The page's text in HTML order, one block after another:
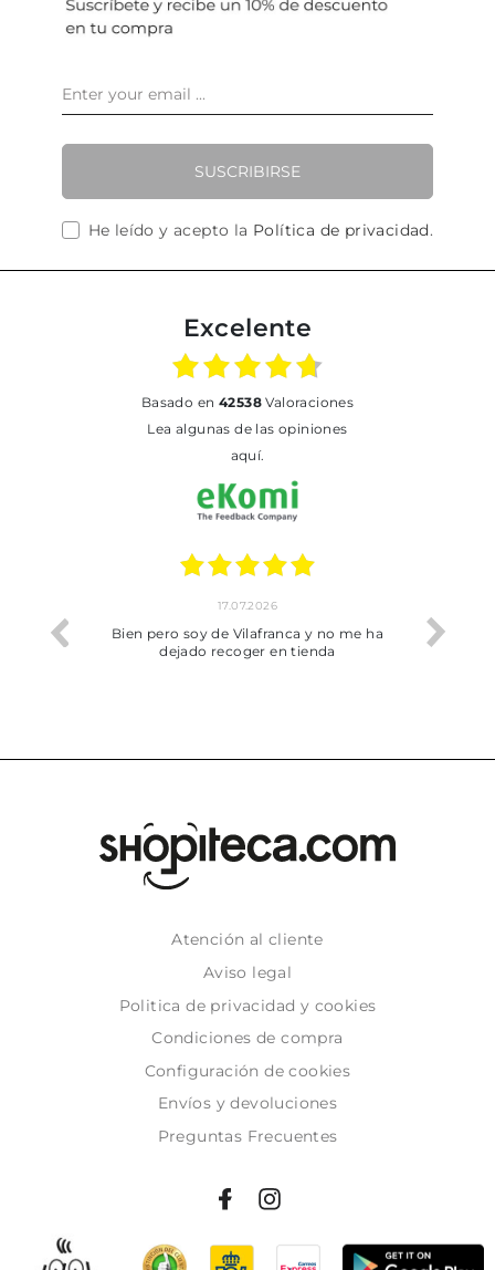
SUSCRIBIRSE
He leído y acepto la Política de privacidad.
Excelente
basado en 42538Valoraciones
Lea algunas de las opiniones
aquí.
trobat
17.07.2026
Bien pero soy de Vilafranca y no me ha
dejado recoger en tienda
Atención al cliente
Aviso legal
Politica de privacidad y cookies
Condiciones de compra
Configuración de cookies
Envíos y devoluciones
Preguntas Frecuentes